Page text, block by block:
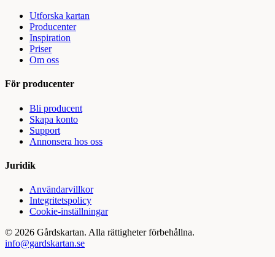
Utforska kartan
Producenter
Inspiration
Priser
Om oss
För producenter
Bli producent
Skapa konto
Support
Annonsera hos oss
Juridik
Användarvillkor
Integritetspolicy
Cookie-inställningar
© 2026 Gårdskartan. Alla rättigheter förbehållna.
info@gardskartan.se